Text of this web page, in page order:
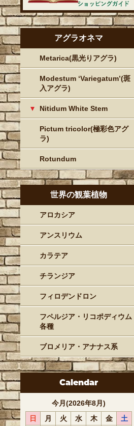
アグラオネマ
Metarica(黒光りアグラ)
Modestum ‘Variegatum’(斑
入アグラ)
Nitidum White Stem
Pictum tricolor(極彩色アグ
ラ)
Rotundum
世界の観葉植物
アロカシア
アンスリウム
カラテア
チランジア
フィロデンドロン
フペルジア・リコポディウム
各種
ブロメリア・アナナス系
Calendar
今月(2026年8月)
日
月 火 水 木 金
土